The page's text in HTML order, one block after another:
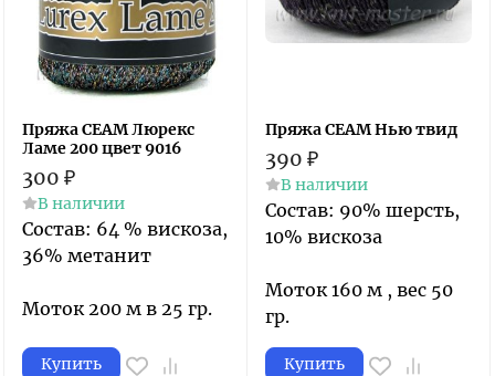
Пряжа СЕАМ Люрекс
Ламе 200 цвет 9016
300 ₽
В наличии
Состав: 64 % вискоза,
36% метанит
Моток 200 м в 25 гр.
Купить
Пряжа СЕАМ Нью твид
390 ₽
В наличии
Состав: 90% шерсть,
10% вискоза
Моток 160 м , вес 50
гр.
Купить